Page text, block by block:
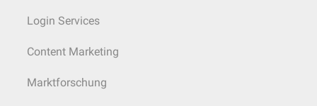
Login Services
Content Marketing
Marktforschung